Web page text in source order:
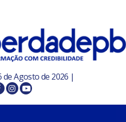
de Agosto de 2026 |